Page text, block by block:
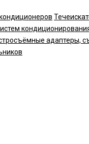
адаптеры,